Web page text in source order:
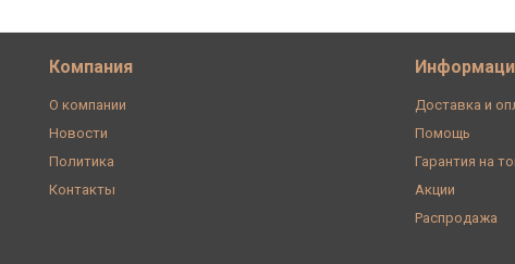
Компания
О компании
Новости
Политика
Контакты
Доставка и
Помощь
Гарантия на
Акции
Распродажа